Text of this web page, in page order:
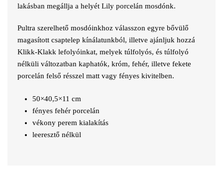
lakásban megállja a helyét Lily porcelán mosdónk.
Pultra szerelhető mosdóinkhoz válasszon egyre bővülő
magasított csaptelep kínálatunkból, illetve ajánljuk hozzá
Klikk-Klakk lefolyóinkat, melyek túlfolyós, és túlfolyó
nélküli változatban kaphatók, króm, fehér, illetve fekete
porcelán felső résszel matt vagy fényes kivitelben.
50×40,5×11 cm
fényes fehér porcelán
vékony perem kialakítás
leeresztő nélkül